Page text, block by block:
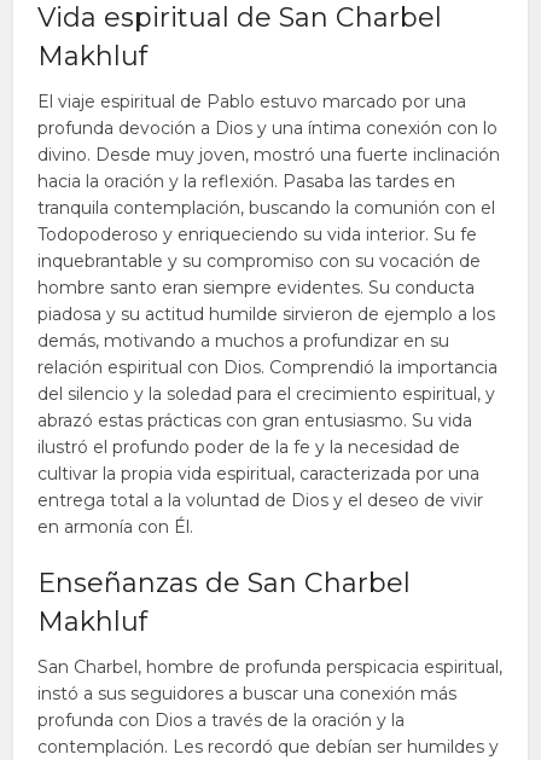
Vida espiritual de San Charbel
Makhluf
El viaje espiritual de Pablo estuvo marcado por una
profunda devoción a Dios y una íntima conexión con lo
divino. Desde muy joven, mostró una fuerte inclinación
hacia la oración y la reflexión. Pasaba las tardes en
tranquila contemplación, buscando la comunión con el
Todopoderoso y enriqueciendo su vida interior. Su fe
inquebrantable y su compromiso con su vocación de
hombre santo eran siempre evidentes. Su conducta
piadosa y su actitud humilde sirvieron de ejemplo a los
demás, motivando a muchos a profundizar en su
relación espiritual con Dios. Comprendió la importancia
del silencio y la soledad para el crecimiento espiritual, y
abrazó estas prácticas con gran entusiasmo. Su vida
ilustró el profundo poder de la fe y la necesidad de
cultivar la propia vida espiritual, caracterizada por una
entrega total a la voluntad de Dios y el deseo de vivir
en armonía con Él.
Enseñanzas de San Charbel
Makhluf
San Charbel, hombre de profunda perspicacia espiritual,
instó a sus seguidores a buscar una conexión más
profunda con Dios a través de la oración y la
contemplación. Les recordó que debían ser humildes y